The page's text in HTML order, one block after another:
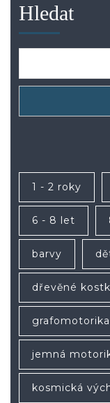
Hledat
1 - 2 roky
6 - 8 let
barvy
dřevěné
grafomotorika
jemná
kosmická